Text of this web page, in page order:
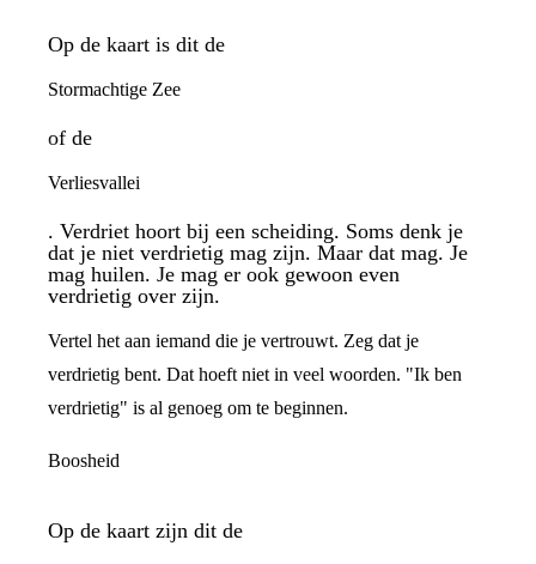
Op de kaart is dit de
Stormachtige Zee
of de
Verliesvallei
. Verdriet hoort bij een scheiding. Soms denk je
dat je niet verdrietig mag zijn. Maar dat mag. Je
mag huilen. Je mag er ook gewoon even
verdrietig over zijn.
Vertel het aan iemand die je vertrouwt. Zeg dat je
verdrietig bent. Dat hoeft niet in veel woorden. "Ik ben
verdrietig" is al genoeg om te beginnen.
Boosheid
Op de kaart zijn dit de